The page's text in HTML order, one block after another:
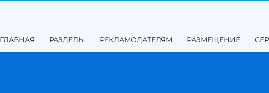
ГЛАВНАЯ РАЗДЕЛЫ РЕКЛАМОДАТЕЛЯМ РАЗМЕЩЕНИЕ